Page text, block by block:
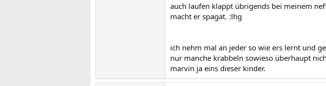
auch laufen klappt übrigends bei meinem
macht er spagat. :lhg
ich nehm mal an jeder so wie ers lernt und
nur manche krabbeln sowieso überhaupt
marvin ja eins dieser kinder.